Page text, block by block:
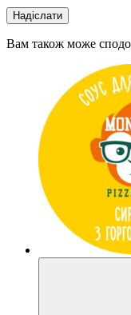
Вам також може